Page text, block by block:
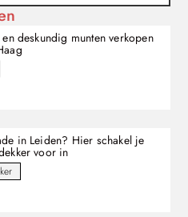
deskundig munten verkopen
in Leiden? Hier schakel je
voor in